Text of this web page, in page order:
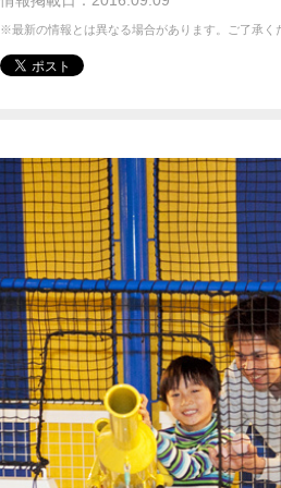
※最新の情報とは異なる場合があります。ご了承く